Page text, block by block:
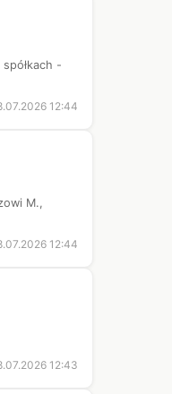
-
12:44
M.,
12:44
12:43